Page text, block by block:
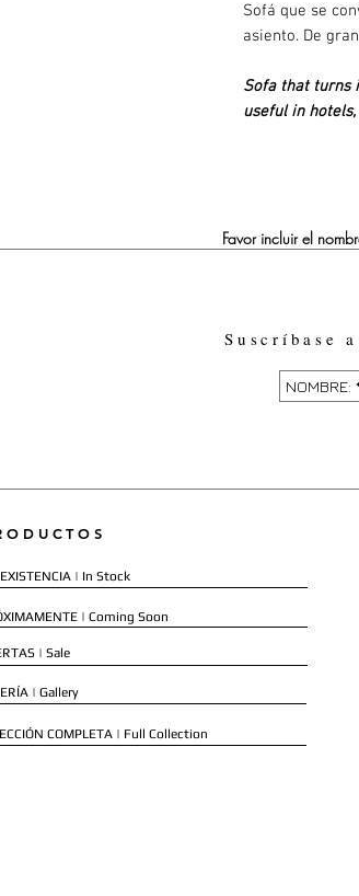
Sofá que se
asiento. De
Sofa that turns
useful in
Favor incluir el
Suscríbase
| In Stock
| Coming Soon
| Sale
| Gallery
COMPLETA | Full Collection